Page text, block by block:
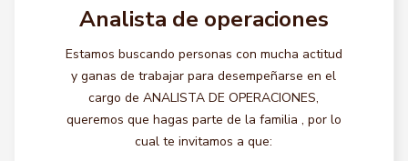
Analista de operaciones
Estamos buscando personas con mucha actitud
y ganas de trabajar para desempeñarse en el
cargo de ANALISTA DE OPERACIONES,
queremos que hagas parte de la familia , por lo
cual te invitamos a que: